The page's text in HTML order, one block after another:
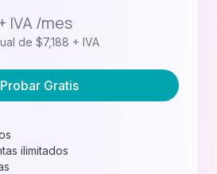
IVA /mes
de $7,188 + IVA
Probar Gratis
ilimitados